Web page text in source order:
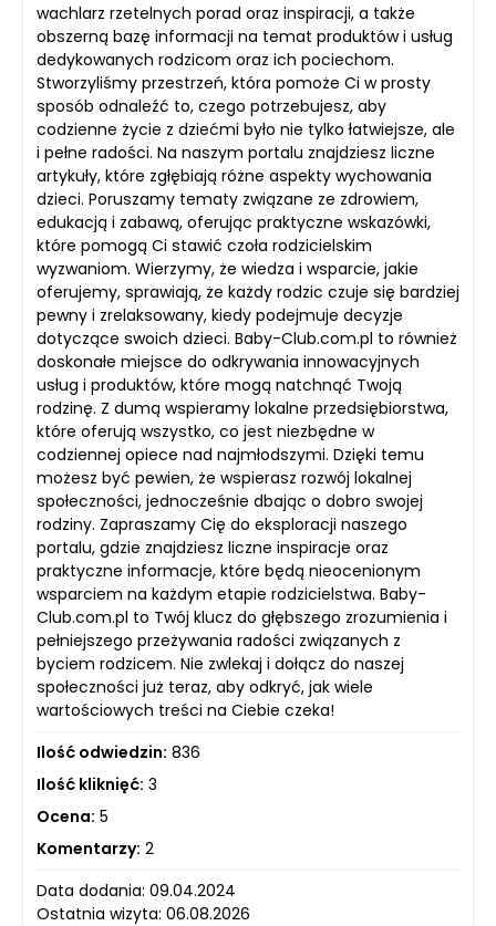
wachlarz rzetelnych porad oraz inspiracji, a także
obszerną bazę informacji na temat produktów i usług
dedykowanych rodzicom oraz ich pociechom.
Stworzyliśmy przestrzeń, która pomoże Ci w prosty
sposób odnaleźć to, czego potrzebujesz, aby
codzienne życie z dziećmi było nie tylko łatwiejsze, ale
i pełne radości. Na naszym portalu znajdziesz liczne
artykuły, które zgłębiają różne aspekty wychowania
dzieci. Poruszamy tematy związane ze zdrowiem,
edukacją i zabawą, oferując praktyczne wskazówki,
które pomogą Ci stawić czoła rodzicielskim
wyzwaniom. Wierzymy, że wiedza i wsparcie, jakie
oferujemy, sprawiają, że każdy rodzic czuje się bardziej
pewny i zrelaksowany, kiedy podejmuje decyzje
dotyczące swoich dzieci. Baby-Club.com.pl to również
doskonałe miejsce do odkrywania innowacyjnych
usług i produktów, które mogą natchnąć Twoją
rodzinę. Z dumą wspieramy lokalne przedsiębiorstwa,
które oferują wszystko, co jest niezbędne w
codziennej opiece nad najmłodszymi. Dzięki temu
możesz być pewien, że wspierasz rozwój lokalnej
społeczności, jednocześnie dbając o dobro swojej
rodziny. Zapraszamy Cię do eksploracji naszego
portalu, gdzie znajdziesz liczne inspiracje oraz
praktyczne informacje, które będą nieocenionym
wsparciem na każdym etapie rodzicielstwa. Baby-
Club.com.pl to Twój klucz do głębszego zrozumienia i
pełniejszego przeżywania radości związanych z
byciem rodzicem. Nie zwlekaj i dołącz do naszej
społeczności już teraz, aby odkryć, jak wiele
wartościowych treści na Ciebie czeka!
Ilość odwiedzin: 836
Ilość kliknięć: 3
Ocena: 5
Komentarzy: 2
Data dodania: 09.04.2024
Ostatnia wizyta: 06.08.2026